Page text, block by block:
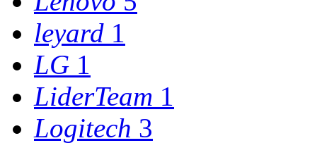
leyard 1
LG 1
LiderTeam 1
Logitech 3